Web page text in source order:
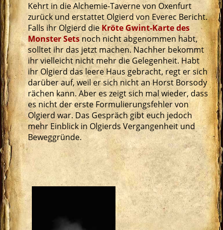
Kehrt in die Alchemie-Taverne von Oxenfurt
zurück und erstattet Olgierd von Everec Bericht.
Falls ihr Olgierd dieKröte Gwint-Karte des
Monster Setsnoch nicht abgenommen habt,
solltet ihr das jetzt machen. Nachher bekommt
ihr vielleicht nicht mehr die Gelegenheit. Habt
ihr Olgierd das leere Haus gebracht, regt er sich
darüber auf, weil er sich nicht an Horst Borsody
rächen kann. Aber es zeigt sich mal wieder, dass
es nicht der erste Formulierungsfehler von
Olgierd war. Das Gespräch gibt euch jedoch
mehr Einblick in Olgierds Vergangenheit und
Beweggründe.